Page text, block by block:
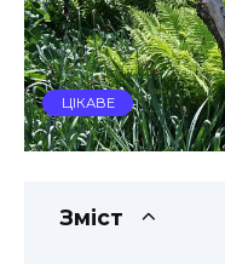
ЦІКАВЕ
Зміст